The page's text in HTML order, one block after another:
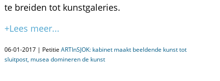
te breiden tot kunstgaleries.
+Lees meer...
06-01-2017 | Petitie ARTInSJOK: kabinet maakt beeldende kunst tot
sluitpost, musea domineren de kunst